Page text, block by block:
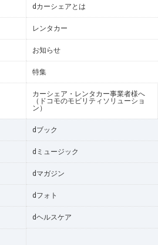
dカーシェアとは
レンタカー
お知らせ
特集
カーシェア・レンタカー事業者様へ
（ドコモのモビリティソリューショ
ン）
dブック
dミュージック
dマガジン
dフォト
dヘルスケア